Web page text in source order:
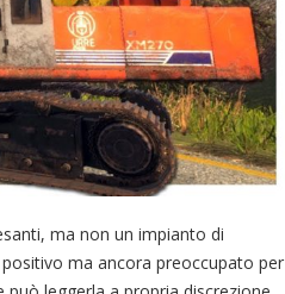
ma non un impianto di
ma ancora preoccupato per